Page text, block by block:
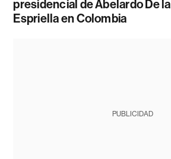
presidencial de Abelardo De la
Espriella en Colombia
PUBLICIDAD